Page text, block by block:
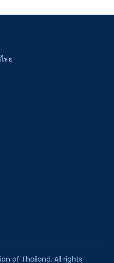
ทย
of Thailand. All rights